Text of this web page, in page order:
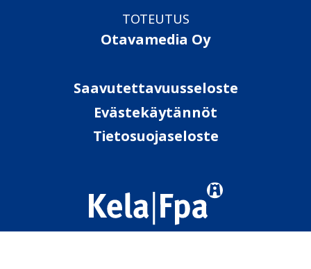
TOTEUTUS
Otavamedia Oy
Saavutettavuusseloste
Evästekäytännöt
Tietosuojaseloste